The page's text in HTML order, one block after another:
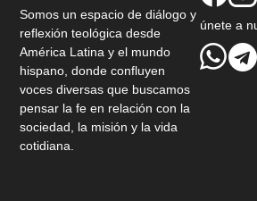
Somos un espacio de diálogo y
reflexión teológica desde
América Latina y el mundo
hispano, donde confluyen
voces diversas que buscamos
pensar la fe en relación con la
sociedad, la misión y la vida
cotidiana.
únete a